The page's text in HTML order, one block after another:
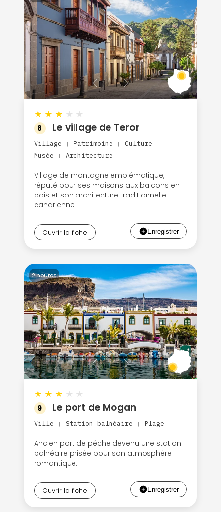
★ ★ ★ ★ ★
8 Le village de Teror
Village | Patrimoine | Culture |
Musée | Architecture
Village de montagne emblématique,
réputé pour ses maisons aux balcons en
bois et son architecture traditionnelle
canarienne.
Ouvrir la fiche
2 heures
★ ★ ★ ★ ★
9 Le port de Mogan
Ville | Station balnéaire | Plage
Ancien port de pêche devenu une station
balnéaire prisée pour son atmosphère
romantique.
Ouvrir la fiche